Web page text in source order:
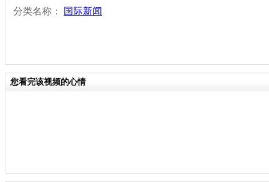
分类名称： 国际新闻
您看完该视频的心情